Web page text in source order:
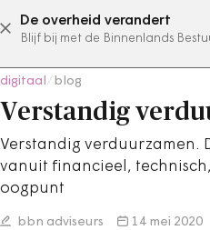
De overheid verandert
Blijf bij met de Binnenlands
digitaal blog
Verstandig
Verstandig verduurzamen.
vanuit financieel,
oogpunt
bbn adviseurs 14 mei 2020